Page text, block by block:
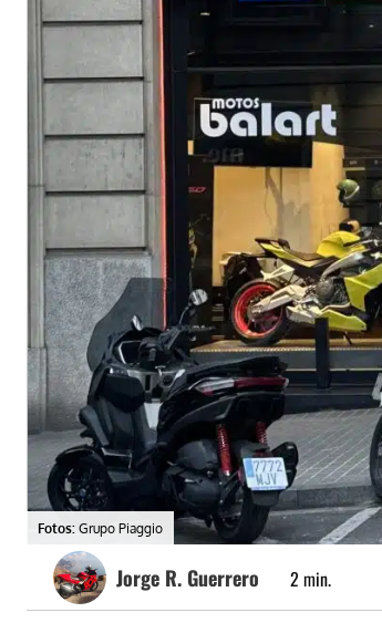
Fotos: Grupo Piaggio
Jorge R. Guerrero 2 min.